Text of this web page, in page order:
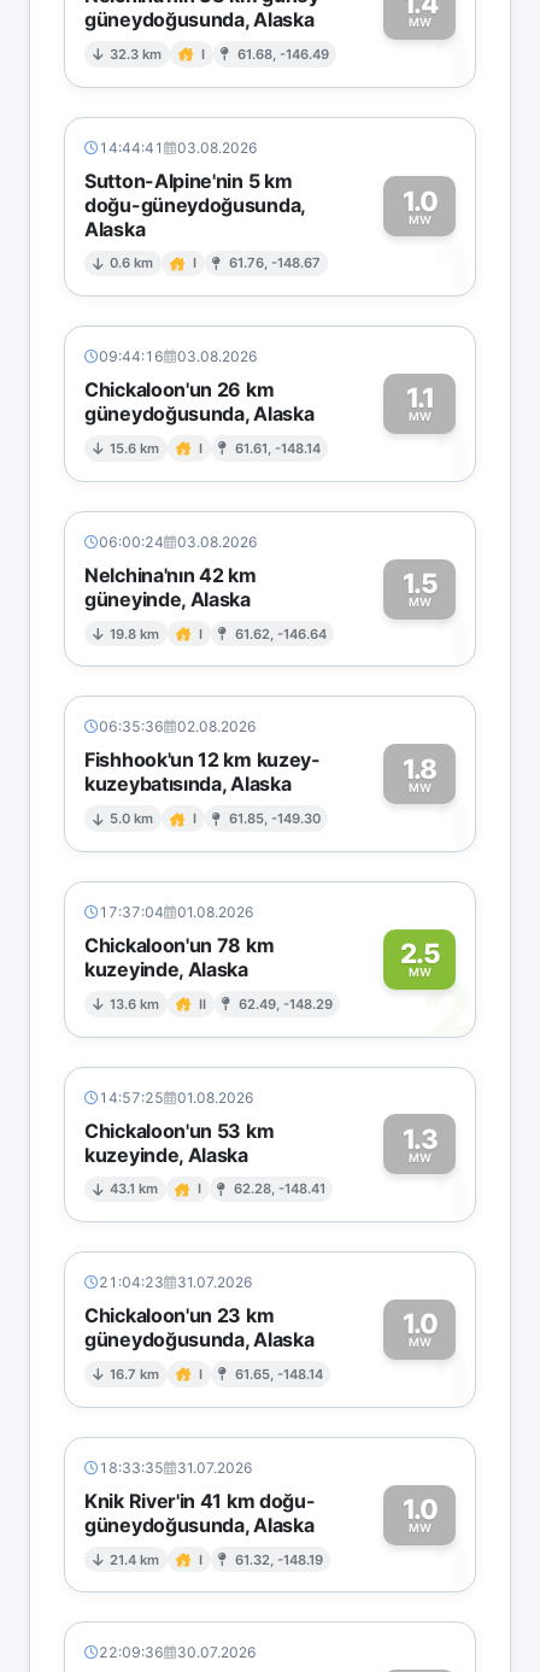
güneydoğusunda, Alaska
32.3 km I 61.68, -146.49
MW1
14:44:41 03.08.2026
Sutton-Alpine'nin 5 km
doğu-güneydoğusunda,
Alaska
0.6 km I 61.76, -148.67
1.0
MW
1
09:44:16 03.08.2026
Chickaloon'un 26 km
güneydoğusunda, Alaska
15.6 km I 61.61, -148.14
1.1
MW1
06:00:24 03.08.2026
Nelchina'nın 42 km
güneyinde, Alaska
19.8 km I 61.62, -146.64
1.5
MW1
06:35:36 02.08.2026
Fishhook'un 12 km kuzey-
kuzeybatısında, Alaska
5.0 km I 61.85, -149.30
1.8
MW1
17:37:04 01.08.2026
Chickaloon'un 78 km
kuzeyinde, Alaska
13.6 km II 62.49, -148.29
2.5
MW2
14:57:25 01.08.2026
Chickaloon'un 53 km
kuzeyinde, Alaska
43.1 km I 62.28, -148.41
1.3
MW1
21:04:23 31.07.2026
Chickaloon'un 23 km
güneydoğusunda, Alaska
16.7 km I 61.65, -148.14
1.0
MW1
18:33:35 31.07.2026
Knik River'in 41 km doğu-
güneydoğusunda, Alaska
21.4 km I 61.32, -148.19
1.0
MW1
22:09:36 30.07.2026